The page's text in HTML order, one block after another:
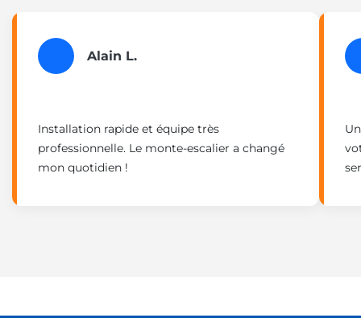
Alain L.
Installation rapide et équipe très
professionnelle. Le monte-escalier a changé
mon quotidien !